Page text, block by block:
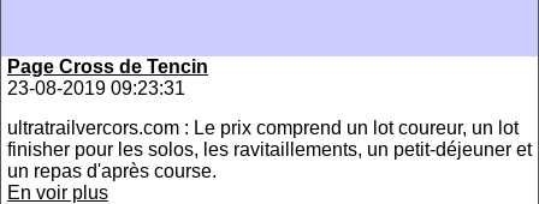
Page Cross de Tencin
23-08-2019 09:23:31
ultratrailvercors.com : Le prix comprend un lot coureur, un lot
finisher pour les solos, les ravitaillements, un petit-déjeuner et
un repas d'après course.
En voir plus